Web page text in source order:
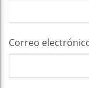
Correo